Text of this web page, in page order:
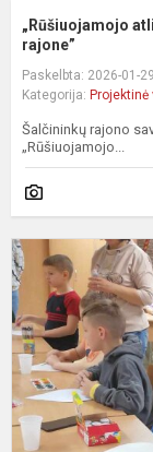
„Rūšiuojamojo
rajone”
Paskelbta: 2026-01-29
Kategorija: Projektinė
Šalčininkų rajono
„Rūšiuojamojo...